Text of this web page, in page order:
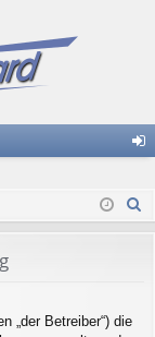
m
„der Betreiber“) die